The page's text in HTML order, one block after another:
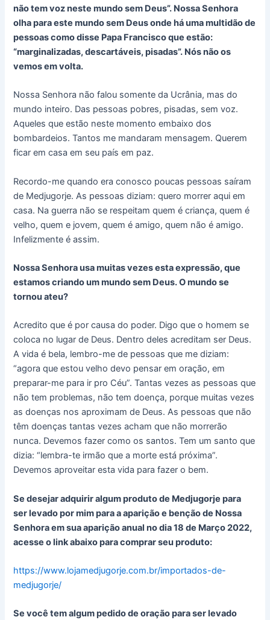
não tem voz neste mundo sem Deus”. Nossa Senhora
olha para este mundo sem Deus onde há uma multidão de
pessoas como disse Papa Francisco que estão:
“marginalizadas, descartáveis, pisadas”. Nós não os
vemos em volta.
Nossa Senhora não falou somente da Ucrânia, mas do
mundo inteiro. Das pessoas pobres, pisadas, sem voz.
Aqueles que estão neste momento embaixo dos
bombardeios. Tantos me mandaram mensagem. Querem
ficar em casa em seu país em paz.
Recordo-me quando era conosco poucas pessoas saíram
de Medjugorje. As pessoas diziam: quero morrer aqui em
casa. Na guerra não se respeitam quem é criança, quem é
velho, quem e jovem, quem é amigo, quem não é amigo.
Infelizmente é assim.
Nossa Senhora usa muitas vezes esta expressão, que
estamos criando um mundo sem Deus. O mundo se
tornou ateu?
Acredito que é por causa do poder. Digo que o homem se
coloca no lugar de Deus. Dentro deles acreditam ser Deus.
A vida é bela, lembro-me de pessoas que me diziam:
“agora que estou velho devo pensar em oração, em
preparar-me para ir pro Céu”. Tantas vezes as pessoas que
não tem problemas, não tem doença, porque muitas vezes
as doenças nos aproximam de Deus. As pessoas que não
têm doenças tantas vezes acham que não morrerão
nunca. Devemos fazer como os santos. Tem um santo que
dizia: “lembra-te irmão que a morte está próxima”.
Devemos aproveitar esta vida para fazer o bem.
Se desejar adquirir algum produto de Medjugorje para
ser levado por mim para a aparição e benção de Nossa
Senhora em sua aparição anual no dia 18 de Março 2022,
acesse o link abaixo para comprar seu produto:
https://www.lojamedjugorje.com.br/importados-de-
medjugorje/
Se você tem algum pedido de oração para ser levado